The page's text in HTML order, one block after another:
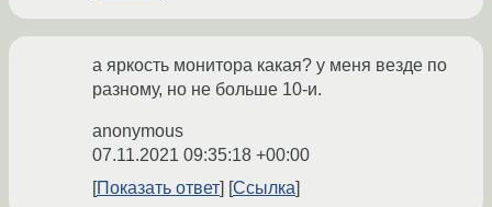
а яркость монитора какая? у меня везде по
разному, но не больше 10-и.
anonymous
07.11.2021 09:35:18 +00:00
Показать ответ
Ссылка